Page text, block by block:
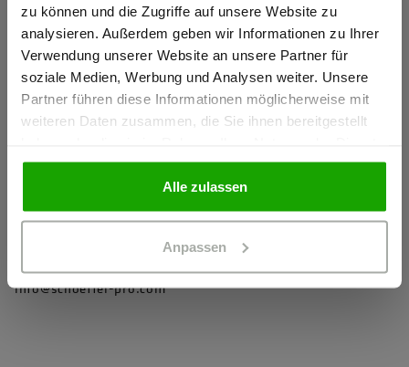
zu können und die Zugriffe auf unsere Website zu
analysieren. Außerdem geben wir Informationen zu Ihrer
Verwendung unserer Website an unsere Partner für
soziale Medien, Werbung und Analysen weiter. Unsere
Partner führen diese Informationen möglicherweise mit
weiteren Daten zusammen, die Sie ihnen bereitgestellt
gesammelt haben.
Alle zulassen
Anpassen
mehr Komfort
Reißverschlüsse mit Zipperpuller für einfaches Öffnen und
Schließen
2 Seitentaschen mit Reißverschluss
Herstellerangaben
Schöffel PRO GmbH, Albert-Einstein-Strasse 1, 86830
info@schoeffel-pro.com
Ich bestätige, dass ich Gewerbetreibender bin. Alle
Preise werden netto ausgewiesen.